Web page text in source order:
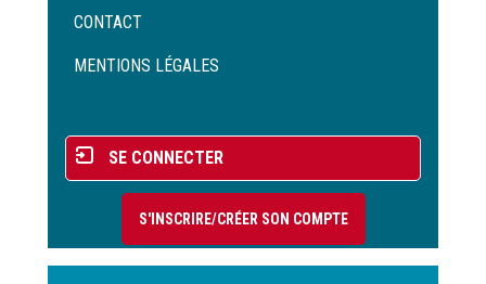
Menu
de
CONTACT
MENTIONS LÉGALES
Menu
du
compte
l'utilisateur
SE CONNECTER
S'INSCRIRE/CRÉER SON COMPTE